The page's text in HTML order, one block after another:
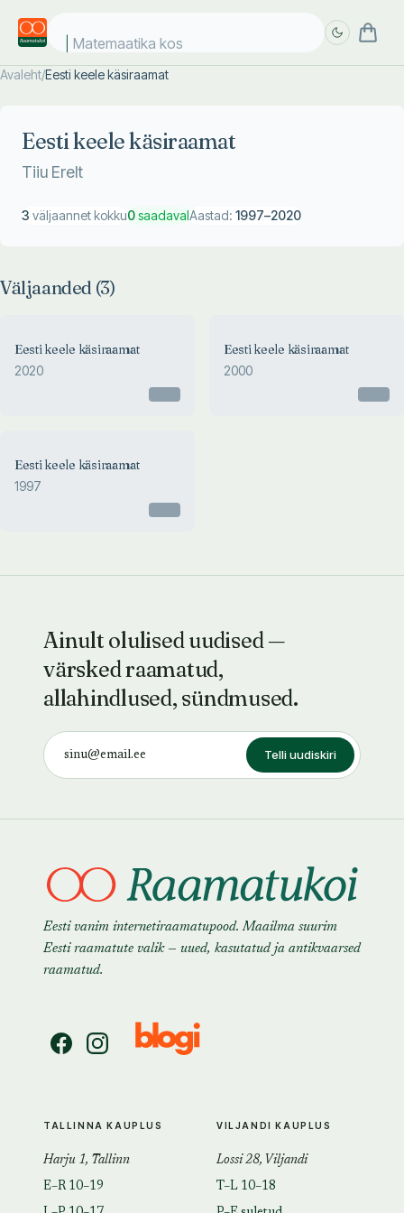
Matemaatika kosm
Avaleht/Eesti keele käsiraamat
Eesti keele käsiraamat
Tiiu Erelt
3 väljaannet kokku0saadavalAastad: 1997–2020
Väljaanded (3)
Eesti keele käsiraamat
2020
Eesti keele käsiraamat
2000
Eesti keele käsiraamat
1997
Ainult olulised uudised —
värsked raamatud,
allahindlused, sündmused.
Telli uudiskiri
Eesti vanim internetiraamatupood. Maailma suurim
Eesti raamatute valik — uued, kasutatud ja antikvaarsed
raamatud.
TALLINNA KAUPLUS
Harju 1, Tallinn
E–R 10–19
VILJANDI KAUPLUS
Lossi 28, Viljandi
T–L 10–18